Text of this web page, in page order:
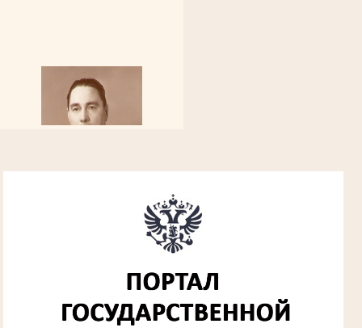
Алферьев Сергей Григорьевич
Участник Великой Отечественной войны
Председатель Губкинского городского